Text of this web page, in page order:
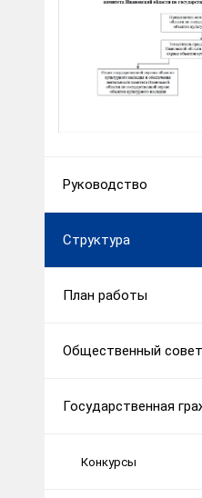
Руководство
Структура
План работы
Общественный совет
Государственная
Конкурсы